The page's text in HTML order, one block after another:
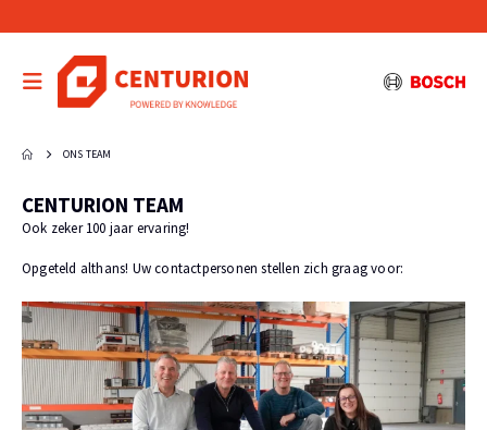
ONS TEAM
CENTURION TEAM
Ook zeker 100 jaar ervaring!
Opgeteld althans! Uw contactpersonen stellen zich graag voor: